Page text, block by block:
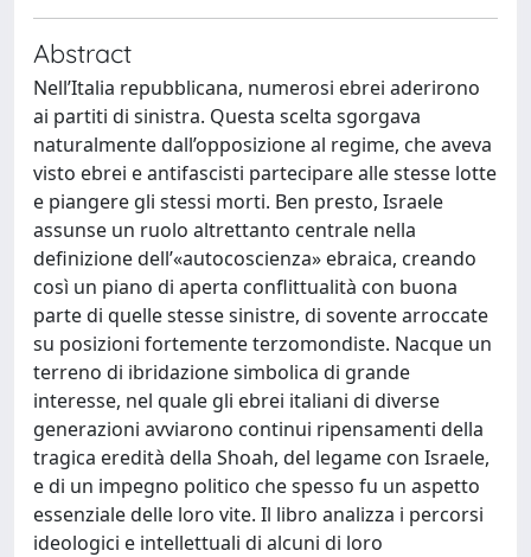
Abstract
Nell’Italia repubblicana, numerosi ebrei aderirono
ai partiti di sinistra. Questa scelta sgorgava
naturalmente dall’opposizione al regime, che aveva
visto ebrei e antifascisti partecipare alle stesse lotte
e piangere gli stessi morti. Ben presto, Israele
assunse un ruolo altrettanto centrale nella
definizione dell’«autocoscienza» ebraica, creando
così un piano di aperta conflittualità con buona
parte di quelle stesse sinistre, di sovente arroccate
su posizioni fortemente terzomondiste. Nacque un
terreno di ibridazione simbolica di grande
interesse, nel quale gli ebrei italiani di diverse
generazioni avviarono continui ripensamenti della
tragica eredità della Shoah, del legame con Israele,
e di un impegno politico che spesso fu un aspetto
essenziale delle loro vite. Il libro analizza i percorsi
ideologici e intellettuali di alcuni di loro